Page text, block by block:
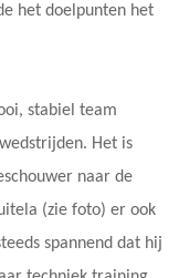
het doelpunten het
stabiel team
Het is
naar de
(zie foto) er ook
spannend dat hij